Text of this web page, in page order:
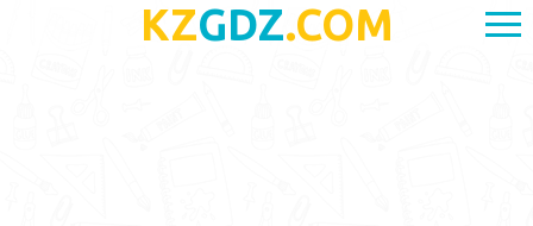
KZGDZ.COM